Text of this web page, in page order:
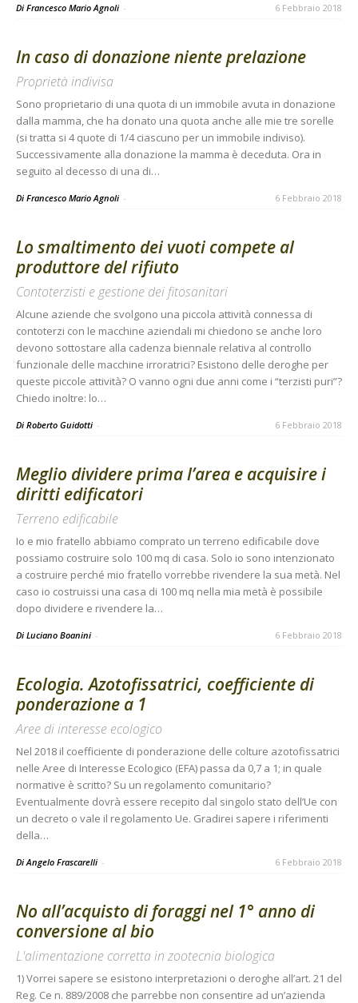
Di Francesco Mario Agnoli - 6 Febbraio 2018
In caso di donazione niente prelazione
Proprietà indivisa
Sono proprietario di una quota di un immobile avuta in donazione
dalla mamma, che ha donato una quota anche alle mie tre sorelle
(si tratta si 4 quote di 1/4 ciascuno per un immobile indiviso).
Successivamente alla donazione la mamma è deceduta. Ora in
seguito al decesso di una di…
Di Francesco Mario Agnoli - 6 Febbraio 2018
Lo smaltimento dei vuoti compete al
produttore del rifiuto
Contoterzisti e gestione dei fitosanitari
Alcune aziende che svolgono una piccola attività connessa di
contoterzi con le macchine aziendali mi chiedono se anche loro
devono sottostare alla cadenza biennale relativa al controllo
funzionale delle macchine irroratrici? Esistono delle deroghe per
queste piccole attività? O vanno ogni due anni come i “terzisti puri”?
Chiedo inoltre: lo…
Di Roberto Guidotti - 6 Febbraio 2018
Meglio dividere prima l’area e acquisire i
diritti edificatori
Terreno edificabile
Io e mio fratello abbiamo comprato un terreno edificabile dove
possiamo costruire solo 100 mq di casa. Solo io sono intenzionato
a costruire perché mio fratello vorrebbe rivendere la sua metà. Nel
caso io costruissi una casa di 100 mq nella mia metà è possibile
dopo dividere e rivendere la…
Di Luciano Boanini - 6 Febbraio 2018
Ecologia. Azotofissatrici, coefficiente di
ponderazione a 1
Aree di interesse ecologico
Nel 2018 il coefficiente di ponderazione delle colture azotofissatrici
nelle Aree di Interesse Ecologico (EFA) passa da 0,7 a 1; in quale
normative è scritto? Su un regolamento comunitario?
Eventualmente dovrà essere recepito dal singolo stato dell’Ue con
un decreto o vale il regolamento Ue. Gradirei sapere i riferimenti
della…
Di Angelo Frascarelli - 6 Febbraio 2018
No all’acquisto di foraggi nel 1° anno di
conversione al bio
L'alimentazione corretta in zootecnia biologica
1) Vorrei sapere se esistono interpretazioni o deroghe all’art. 21 del
Reg. Ce n. 889/2008 che parrebbe non consentire ad un’azienda